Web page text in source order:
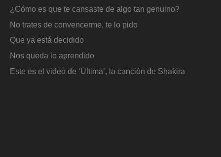
¿Cómo es que te cansaste de algo tan genuino?
No trates de convencerme, te lo pido
Que ya está decidido
Nos queda lo aprendido
Este es el video de ‘Última’, la canción de Shakira